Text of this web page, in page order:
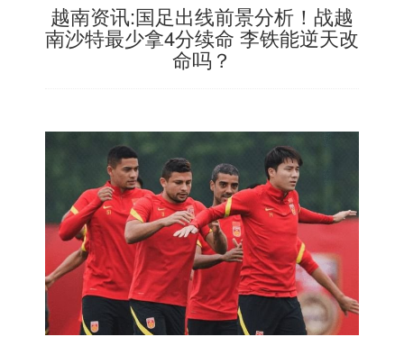
越南资讯:国足出线前景分析！战越
南沙特最少拿4分续命 李铁能逆天改
命吗？